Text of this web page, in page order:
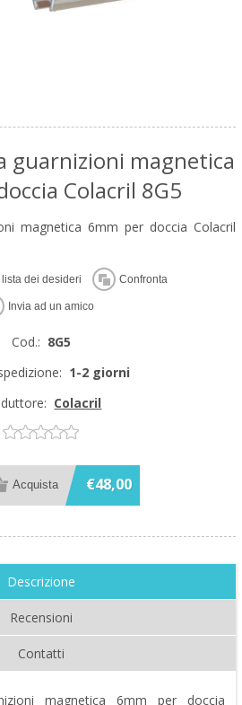
guarnizioni magnetica
Colacril 8G5
magnetica 6mm per doccia Colacril
Cod.: 8G5
1-2 giorni
Colacril
€48,00
Descrizione
Recensioni
Contatti
magnetica 6mm per doccia